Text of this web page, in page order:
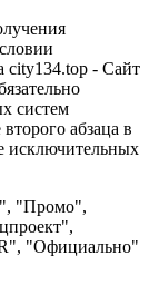
city134.top - Сайт
систем
абзаца в
исключительных
"Промо",
"Официально"